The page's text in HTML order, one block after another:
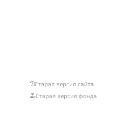
Старая версия сайта
Старая версия фонда